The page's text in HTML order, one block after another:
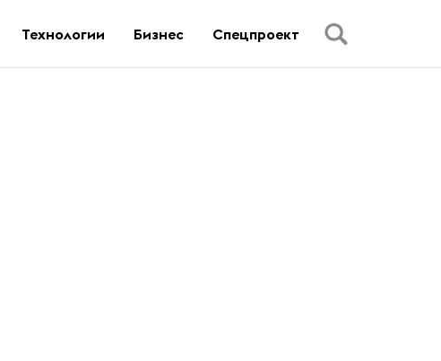
Технологии Бизнес Спецпроект